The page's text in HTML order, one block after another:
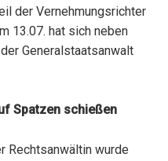
der Vernehmungsrichter
13.07. hat sich neben
Generalstaatsanwalt
Spatzen schießen
Rechtsanwältin wurde